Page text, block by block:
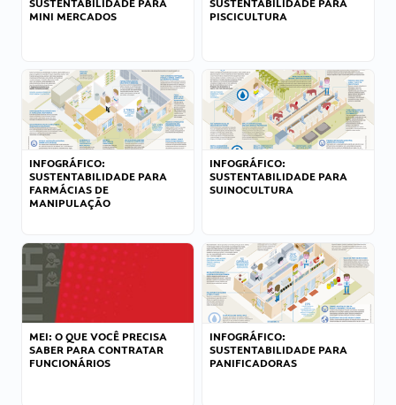
SUSTENTABILIDADE PARA
MINI MERCADOS
SUSTENTABILIDADE PARA
PISCICULTURA
INFOGRÁFICO:
SUSTENTABILIDADE PARA
FARMÁCIAS DE
MANIPULAÇÃO
INFOGRÁFICO:
SUSTENTABILIDADE PARA
SUINOCULTURA
MEI: O QUE VOCÊ PRECISA
SABER PARA CONTRATAR
FUNCIONÁRIOS
INFOGRÁFICO:
SUSTENTABILIDADE PARA
PANIFICADORAS